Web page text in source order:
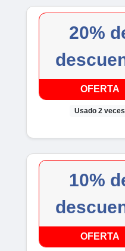
20%
OFERTA
Usado 2 veces
10%
OFERTA